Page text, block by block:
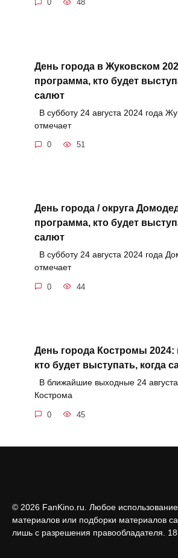
0 48
День города в Жуковском
программа, кто будет
салют
В субботу 24 августа 2024 года
отмечает
0 51
День города / округа
программа, кто будет
салют
В субботу 24 августа 2024 года
отмечает
0 44
День города Костромы 2024:
кто будет выступать, когда
В ближайшие выходные 24
Кострома
0 45
© 2026 FanKino.ru. Любое
материалов или подборки материалов
лишь с разрешения правообладателя.